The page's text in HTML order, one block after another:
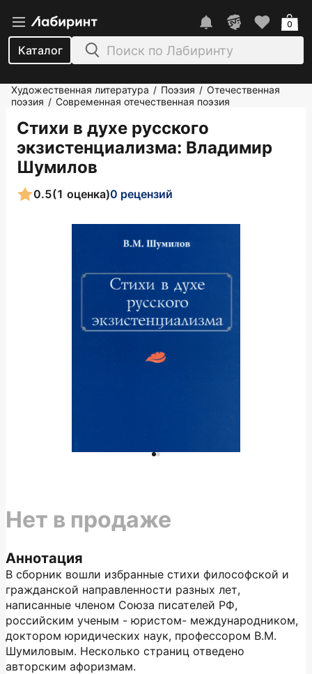
Каталог
0
Художественная литература / Поэзия / Отечественная
поэзия / Современная отечественная поэзия
Стихи в духе русского
экзистенциализма: Владимир
Шумилов
0.5(1 оценка)0 рецензий
Аннотация
В сборник вошли избранные стихи философской и
гражданской направленности разных лет,
написанные членом Союза писателей РФ,
российским ученым - юристом- международником,
доктором юридических наук, профессором В.М.
Шумиловым. Несколько страниц отведено
авторским афоризмам.
Нет в продаже